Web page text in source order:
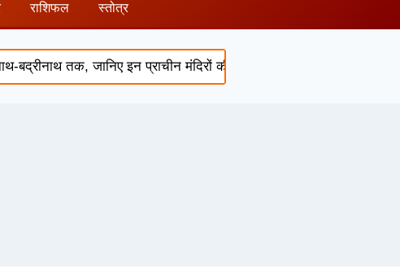
राशिफल स्तोत्र
तक, जानिए इन प्राचीन मंदिरों की चमत्कारी कथाएं और पौराणिक रहस्य